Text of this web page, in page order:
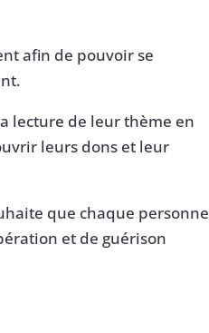
afin de pouvoir se
lecture de leur thème en
leurs dons et leur
que chaque personne
et de guérison